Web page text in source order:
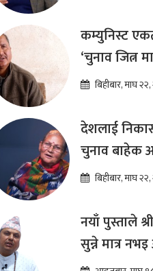
कम्युनिस्ट
‘चुनाव जित्न
माध्यम मात्र हो
बिहीबार, माघ
देशलाई
चुनाव बाहेक
: अष्टलक्ष्मी
बिहीबार, माघ
नयाँ पुस्ताले
सुन्ने मात्र
थालेका छन :